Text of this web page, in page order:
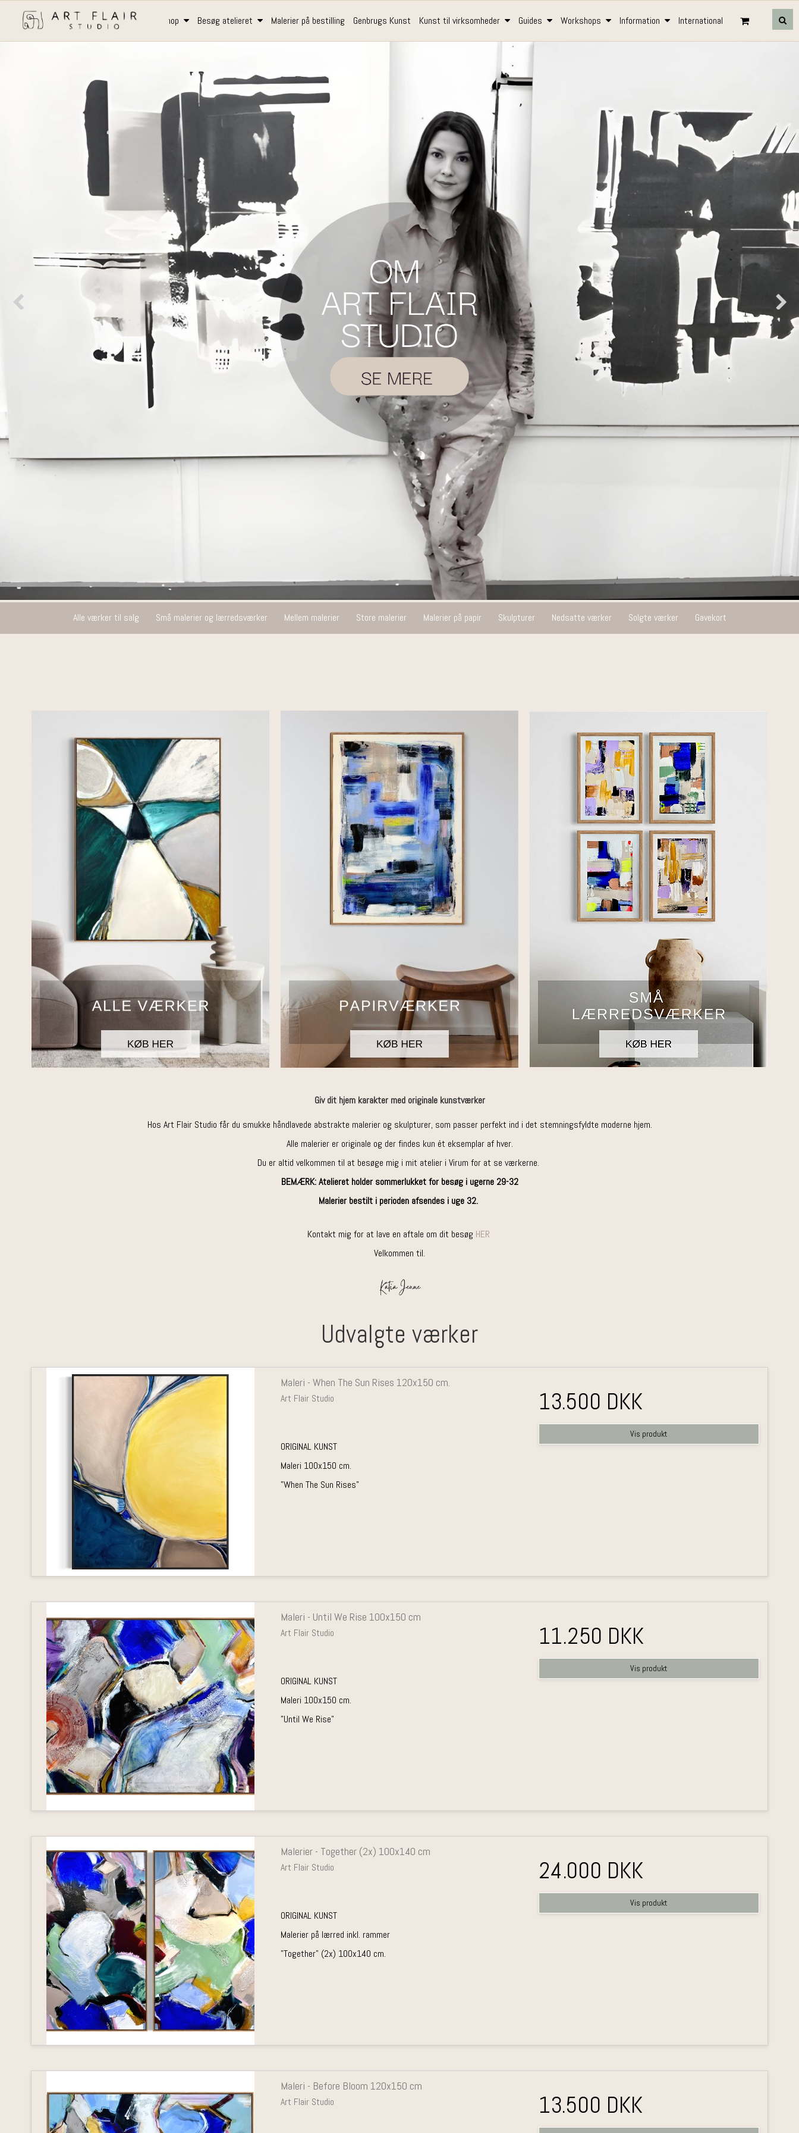
Alle værker til salg Små malerier og lærredsværker Mellem malerier Store malerier Malerier på papir Skulpturer Nedsatte værker Solgte værker Gavekort
Art Flair Studio Shop Besøg atelieret Malerier på bestilling Genbrugs Kunst Kunst til virksomheder Guides Workshops Information International
Giv dit hjem karakter med originale kunstværker
Hos Art Flair Studio får du smukke håndlavede abstrakte malerier og skulpturer, som passer perfekt ind i det stemningsfyldte moderne hjem.
Alle malerier er originale og der findes kun ét eksemplar af hver.
Du er altid velkommen til at besøge mig i mit atelier i Virum for at se værkerne.
BEMÆRK: Atelieret holder sommerlukket for besøg i ugerne 29-32
Malerier bestilt i perioden afsendes i uge 32.
Kontakt mig for at lave en aftale om dit besøg HER
Velkommen til.
Udvalgte værker
Maleri - When The Sun Rises 120x150 cm.
Art Flair Studio
ORIGINAL KUNST
Maleri 100x150 cm.
"When The Sun Rises"
13.500 DKK
Vis produkt
Maleri - Until We Rise 100x150 cm
Art Flair Studio
ORIGINAL KUNST
Maleri 100x150 cm.
"Until We Rise"
11.250 DKK
Vis produkt
Malerier - Together (2x) 100x140 cm
Art Flair Studio
ORIGINAL KUNST
Malerier på lærred inkl. rammer
"Together" (2x) 100x140 cm.
24.000 DKK
Vis produkt
Maleri - Before Bloom 120x150 cm
Art Flair Studio 13.500 DKK